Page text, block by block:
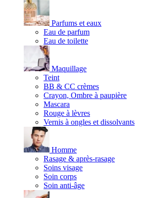
Parfums et eaux
Eau de parfum
Eau de toilette
Maquillage
Teint
BB & CC crèmes
Crayon, Ombre à paupière
Mascara
Rouge à lèvres
Vernis à ongles et dissolvants
Homme
Rasage & après-rasage
Soins visage
Soin corps
Soin anti-âge